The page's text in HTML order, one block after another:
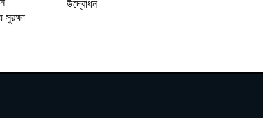
সুরক্ষা
উদ্বোধন